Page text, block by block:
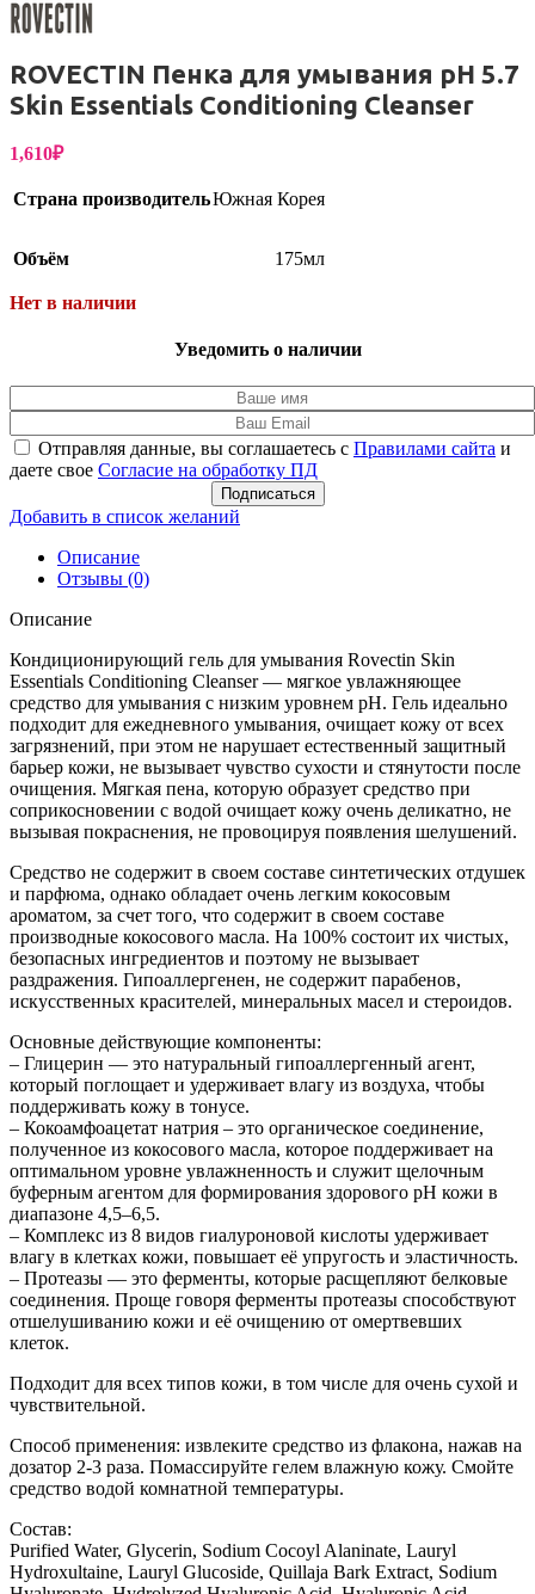
ROVECTIN Пенка для умывания рН 5.7
Skin Essentials Conditioning Cleanser
1,610₽
Страна производительЮжная Корея
Объём 175мл
Нет в наличии
Уведомить о наличии
Отправляя данные, вы соглашаетесь с Правилами сайта и
даете свое Согласие на обработку ПД
Подписаться
Добавить в список желаний
Описание
Отзывы (0)
Описание
Кондиционирующий гель для умывания Rovectin Skin
Essentials Conditioning Cleanser — мягкое увлажняющее
средство для умывания с низким уровнем pH. Гель идеально
подходит для ежедневного умывания, очищает кожу от всех
загрязнений, при этом не нарушает естественный защитный
барьер кожи, не вызывает чувство сухости и стянутости после
очищения. Мягкая пена, которую образует средство при
соприкосновении с водой очищает кожу очень деликатно, не
вызывая покраснения, не провоцируя появления шелушений.
Средство не содержит в своем составе синтетических отдушек
и парфюма, однако обладает очень легким кокосовым
ароматом, за счет того, что содержит в своем составе
производные кокосового масла. На 100% состоит их чистых,
безопасных ингредиентов и поэтому не вызывает
раздражения. Гипоаллергенен, не содержит парабенов,
искусственных красителей, минеральных масел и стероидов.
Основные действующие компоненты:
– Глицерин — это натуральный гипоаллергенный агент,
который поглощает и удерживает влагу из воздуха, чтобы
поддерживать кожу в тонусе.
– Кокоамфоацетат натрия – это органическое соединение,
полученное из кокосового масла, которое поддерживает на
оптимальном уровне увлажненность и служит щелочным
буферным агентом для формирования здорового pH кожи в
диапазоне 4,5–6,5.
– Комплекс из 8 видов гиалуроновой кислоты удерживает
влагу в клетках кожи, повышает её упругость и эластичность.
– Протеазы — это ферменты, которые расщепляют белковые
соединения. Проще говоря ферменты протеазы способствуют
отшелушиванию кожи и её очищению от омертвевших
клеток.
Подходит для всех типов кожи, в том числе для очень сухой и
чувствительной.
Способ применения: извлеките средство из флакона, нажав на
дозатор 2-3 раза. Помассируйте гелем влажную кожу. Смойте
средство водой комнатной температуры.
Состав:
Purified Water, Glycerin, Sodium Cocoyl Alaninate, Lauryl
Hydroxultaine, Lauryl Glucoside, Quillaja Bark Extract, Sodium